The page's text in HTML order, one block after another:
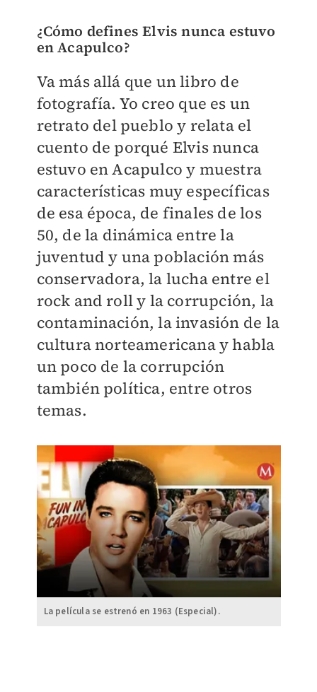
¿Cómo defines Elvis nunca estuvo
en Acapulco?
Va más allá que un libro de
fotografía. Yo creo que es un
retrato del pueblo y relata el
cuento de porqué Elvis nunca
estuvo en Acapulco y muestra
características muy específicas
de esa época, de finales de los
50, de la dinámica entre la
juventud y una población más
conservadora, la lucha entre el
rock and roll y la corrupción, la
contaminación, la invasión de la
cultura norteamericana y habla
un poco de la corrupción
también política, entre otros
temas.
La película se estrenó en 1963 (Especial).